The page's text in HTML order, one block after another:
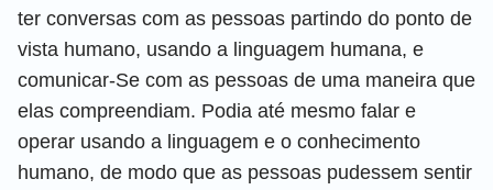
ter conversas com as pessoas partindo do ponto de
vista humano, usando a linguagem humana, e
comunicar-Se com as pessoas de uma maneira que
elas compreendiam. Podia até mesmo falar e
operar usando a linguagem e o conhecimento
humano, de modo que as pessoas pudessem sentir